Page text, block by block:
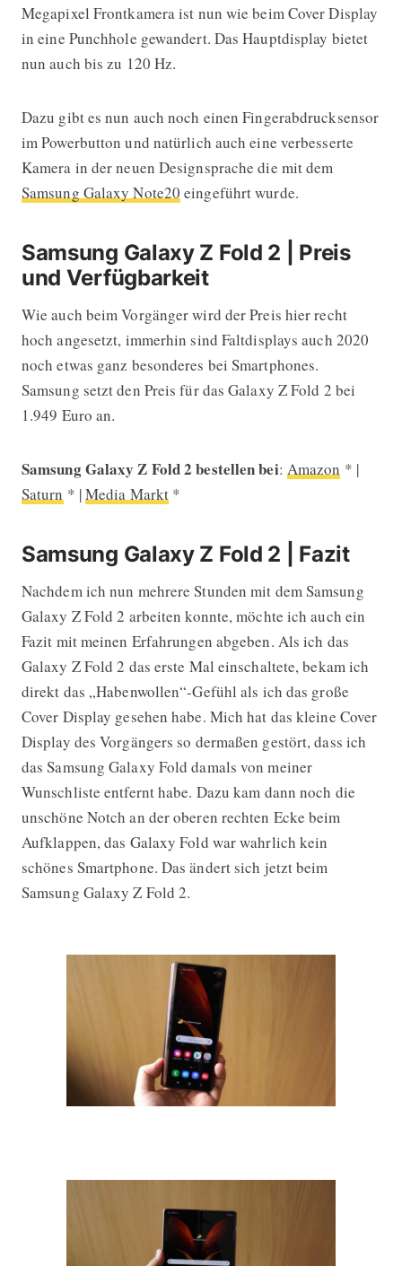
Megapixel Frontkamera ist nun wie beim Cover Display
in eine Punchhole gewandert. Das Hauptdisplay bietet
nun auch bis zu 120 Hz.
Dazu gibt es nun auch noch einen Fingerabdrucksensor
im Powerbutton und natürlich auch eine verbesserte
Kamera in der neuen Designsprache die mit dem
Samsung Galaxy Note20 eingeführt wurde.
Samsung Galaxy Z Fold 2 | Preis
und Verfügbarkeit
Wie auch beim Vorgänger wird der Preis hier recht
hoch angesetzt, immerhin sind Faltdisplays auch 2020
noch etwas ganz besonderes bei Smartphones.
Samsung setzt den Preis für das Galaxy Z Fold 2 bei
1.949 Euro an.
Samsung Galaxy Z Fold 2 bestellen bei: Amazon * |
Saturn * |Media Markt *
Samsung Galaxy Z Fold 2 | Fazit
Nachdem ich nun mehrere Stunden mit dem Samsung
Galaxy Z Fold 2 arbeiten konnte, möchte ich auch ein
Fazit mit meinen Erfahrungen abgeben. Als ich das
Galaxy Z Fold 2 das erste Mal einschaltete, bekam ich
direkt das „Habenwollen“-Gefühl als ich das große
Cover Display gesehen habe. Mich hat das kleine Cover
Display des Vorgängers so dermaßen gestört, dass ich
das Samsung Galaxy Fold damals von meiner
Wunschliste entfernt habe. Dazu kam dann noch die
unschöne Notch an der oberen rechten Ecke beim
Aufklappen, das Galaxy Fold war wahrlich kein
schönes Smartphone. Das ändert sich jetzt beim
Samsung Galaxy Z Fold 2.